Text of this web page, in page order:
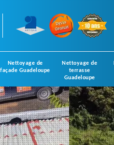
Nettoyage de
façade Guadeloupe
Nettoyage de
terrasse
Guadeloupe